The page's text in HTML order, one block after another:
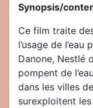
Synopsis/
Ce film traite
l’usage de
Danone, Nestlé
pompent de
dans les villes
surexploitent